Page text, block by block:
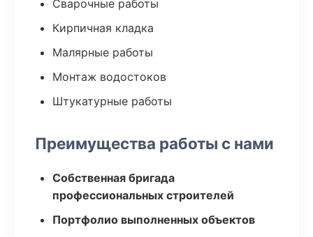
Сварочные работы
Кирпичная кладка
Малярные работы
Монтаж водостоков
Штукатурные работы
Преимущества работы с нами
Собственная бригада
профессиональных строителей
Портфолио выполненных объектов